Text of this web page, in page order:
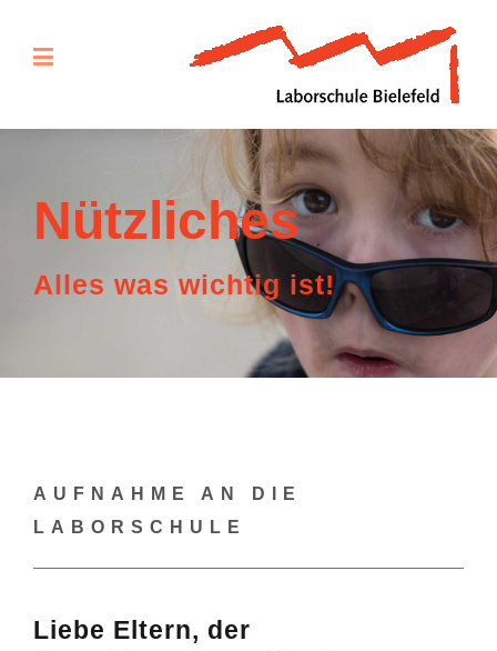
Nützliches
Alles was wichtig ist!
AUFNAHME AN DIE
LABORSCHULE
Liebe Eltern, der